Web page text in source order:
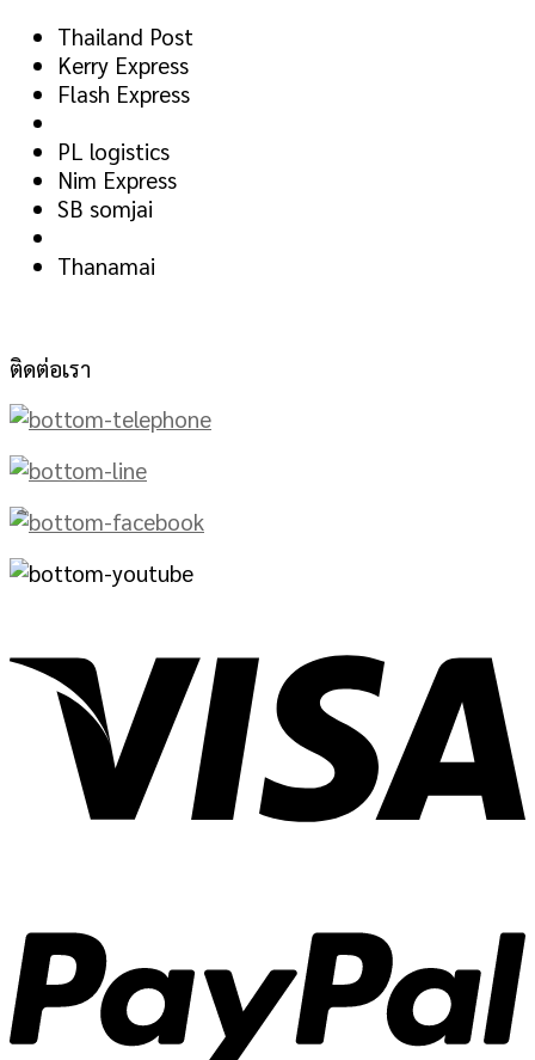
Thailand Post
Kerry Express
Flash Express
PL logistics
Nim Express
SB somjai
Thanamai
ติดต่อเรา